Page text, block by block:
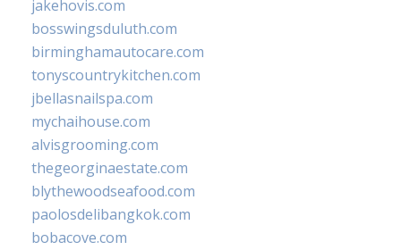
jakehovis.com
bosswingsduluth.com
birminghamautocare.com
tonyscountrykitchen.com
jbellasnailspa.com
mychaihouse.com
alvisgrooming.com
thegeorginaestate.com
blythewoodseafood.com
paolosdelibangkok.com
bobacove.com